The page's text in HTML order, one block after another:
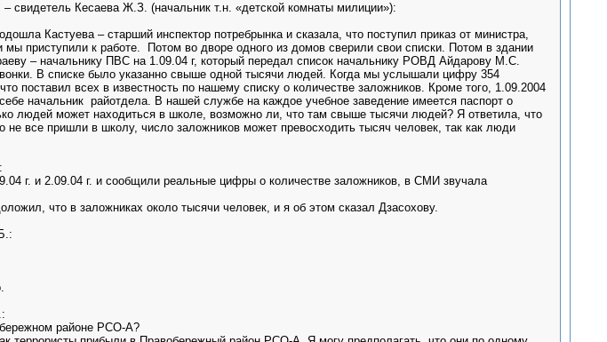
свидетель Кесаева Ж.З. (начальник т.н. «детской комнаты милиции»):
Кастуева – старший инспектор потребрынка и сказала, что поступил приказ от министра,
приступили к работе. Потом во дворе одного из домов сверили свои списки. Потом в здании
– начальнику ПВС на 1.09.04 г, который передал список начальнику РОВД Айдарову М.С.
В списке было указанно свыше одной тысячи людей. Когда мы услышали цифру 354
поставил всех в известность по нашему списку о количестве заложников. Кроме того, 1.09.2004
начальник райотдела. В нашей службе на каждое учебное заведение имеется паспорт о
людей может находиться в школе, возможно ли, что там свыше тысячи людей? Я ответила, что
все пришли в школу, число заложников может превосходить тысяч человек, так как люди
г. и 2.09.04 г. и сообщили реальные цифры о количестве заложников, в СМИ звучала
что в заложниках около тысячи человек, и я об этом сказал Дзасохову.
районе РСО-А?